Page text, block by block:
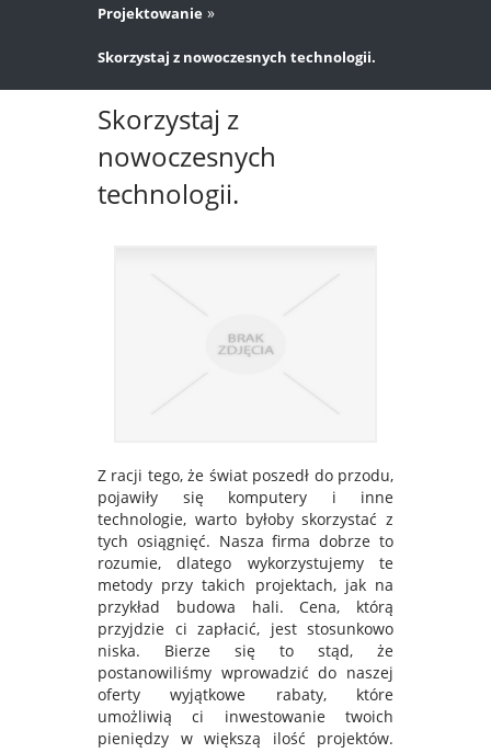
Projektowanie »
Skorzystaj z nowoczesnych technologii.
Skorzystaj z
nowoczesnych
technologii.
Z racji tego, że świat poszedł do przodu,
pojawiły się komputery i inne
technologie, warto byłoby skorzystać z
tych osiągnięć. Nasza firma dobrze to
rozumie, dlatego wykorzystujemy te
metody przy takich projektach, jak na
przykład budowa hali. Cena, którą
przyjdzie ci zapłacić, jest stosunkowo
niska. Bierze się to stąd, że
postanowiliśmy wprowadzić do naszej
oferty wyjątkowe rabaty, które
umożliwią ci inwestowanie twoich
pieniędzy w większą ilość projektów.